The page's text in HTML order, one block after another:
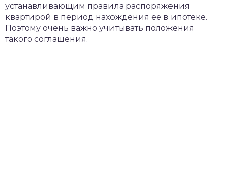
устанавливающим правила распоряжения
квартирой в период нахождения ее в ипотеке.
Поэтому очень важно учитывать положения
такого соглашения.